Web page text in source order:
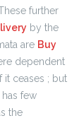
further
by the
are Buy
dependent
it ceases ; but
few
the